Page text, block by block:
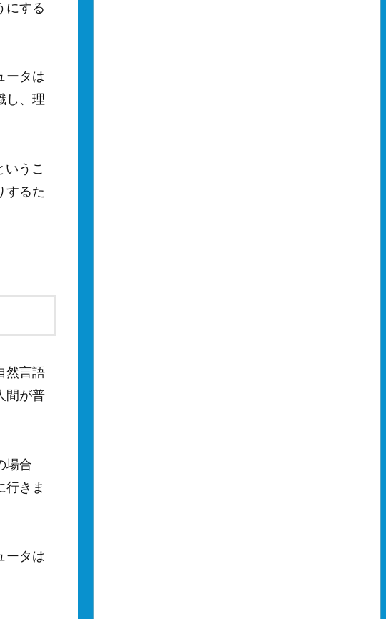
にする
ータは
し、理
うこ
するた
然言語
間が普
場合
行きま
ータは